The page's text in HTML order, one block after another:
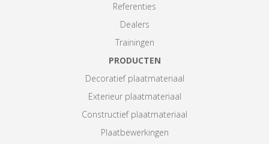
Referenties
Dealers
Trainingen
PRODUCTEN
Decoratief plaatmateriaal
Exterieur plaatmateriaal
Constructief plaatmateriaal
Plaatbewerkingen